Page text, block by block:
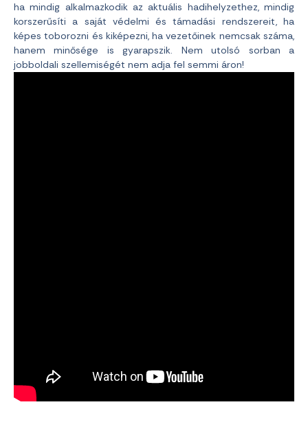
ha mindig alkalmazkodik az aktuális hadihelyzethez, mindig
korszerűsíti a saját védelmi és támadási rendszereit, ha
képes toborozni és kiképezni, ha vezetőinek nemcsak száma,
hanem minősége is gyarapszik. Nem utolsó sorban a
jobboldali szellemiségét nem adja fel semmi áron!